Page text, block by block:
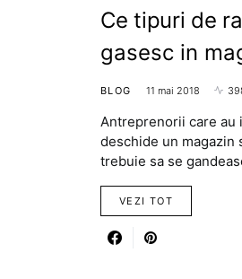
Ce tipuri de
gasesc in
BLOG 11 mai 2018
Antreprenorii care au
deschide un magazin
trebuie sa se
VEZI TOT